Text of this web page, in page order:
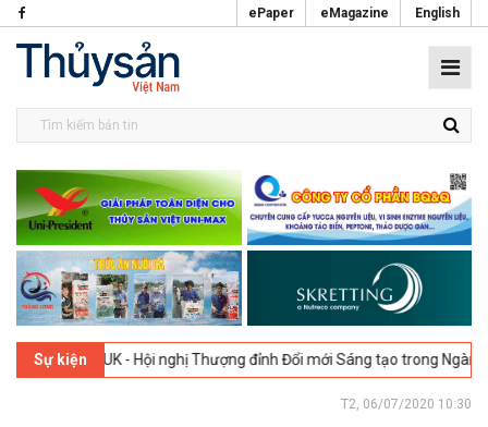
ePaper eMagazine English
Sự kiện
UK - Hội nghị Thượng đỉnh Đổi mới Sáng tạo trong Ngành Thực
T2, 06/07/2020 10:30